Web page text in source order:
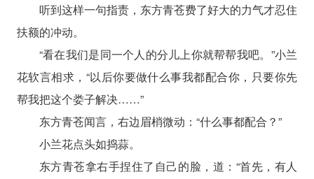
听到这样一句指责，东方青苍费了好大的力气才忍住
扶额的冲动。
“看在我们是同一个人的分儿上你就帮帮我吧。”小兰
花软言相求，“以后你要做什么事我都配合你，只要你先
帮我把这个娄子解决……”
东方青苍闻言，右边眉梢微动：“什么事都配合？”
小兰花点头如捣蒜。
东方青苍拿右手捏住了自己的脸，道：“首先，有人